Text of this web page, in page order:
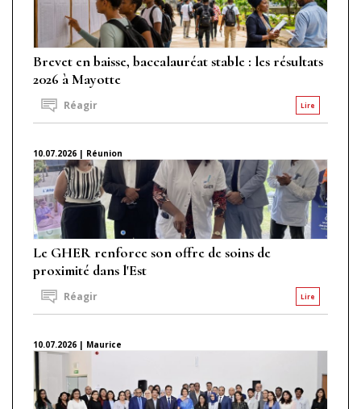
Brevet en baisse, baccalauréat stable : les résultats
2026 à Mayotte
Lire
Réagir
10.07.2026 | Réunion
Le GHER renforce son offre de soins de
proximité dans l'Est
Lire
Réagir
10.07.2026 | Maurice